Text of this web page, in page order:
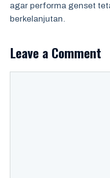
agar performa genset
berkelanjutan.
Leave a Comment